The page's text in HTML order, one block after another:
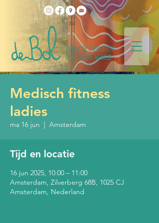
Medisch fitness
ladies
ma 16 jun
  |
Amsterdam
Tijd en locatie
16 jun 2025, 10:00 – 11:00
Amsterdam, Zilverberg 68B, 1025 CJ
Amsterdam, Nederland